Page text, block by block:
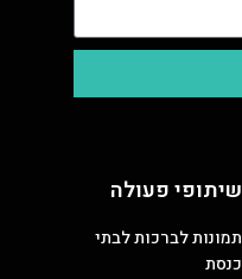
שיתופי פעולה
תמונות לברכות לבתי
כנסת